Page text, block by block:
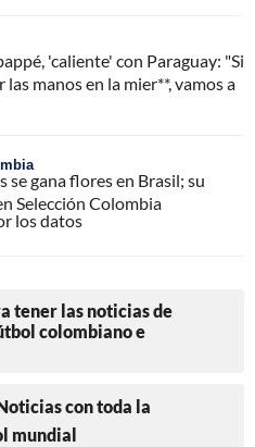
'caliente' con Paraguay: "Si
las manos en la mier**, vamos a
se gana flores en Brasil; su
Selección Colombia
los datos
tener las noticias de
colombiano e
con toda la
mundial